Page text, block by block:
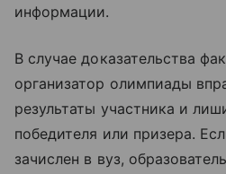
информации.
В случае доказательства
организатор олимпиады
результаты участника и
победителя или призера.
зачислен в вуз,